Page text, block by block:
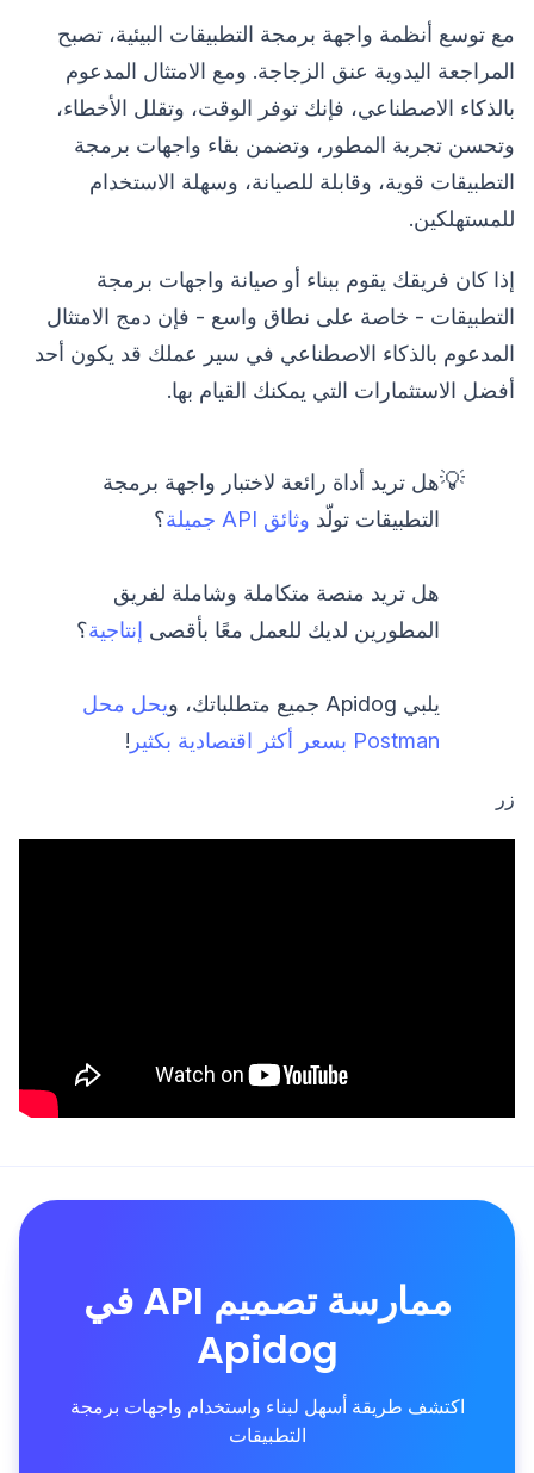
مع توسع أنظمة واجهة برمجة التطبيقات البيئية، تصبح
المراجعة اليدوية عنق الزجاجة. ومع الامتثال المدعوم
بالذكاء الاصطناعي، فإنك توفر الوقت، وتقلل الأخطاء،
وتحسن تجربة المطور، وتضمن بقاء واجهات برمجة
التطبيقات قوية، وقابلة للصيانة، وسهلة الاستخدام
للمستهلكين.
إذا كان فريقك يقوم ببناء أو صيانة واجهات برمجة
التطبيقات - خاصة على نطاق واسع - فإن دمج الامتثال
المدعوم بالذكاء الاصطناعي في سير عملك قد يكون أحد
أفضل الاستثمارات التي يمكنك القيام بها.
💡هل تريد أداة رائعة لاختبار واجهة برمجة
التطبيقات تولّد وثائق API جميلة ؟
هل تريد منصة متكاملة وشاملة لفريق
المطورين لديك للعمل معًا بأقصى إنتاجية؟
يلبي Apidog جميع متطلباتك، و
يحل محل
Postman بسعر أكثر اقتصادية بكثير
!
زر
ممارسة تصميم API في
Apidog
اكتشف طريقة أسهل لبناء واستخدام واجهات برمجة
التطبيقات